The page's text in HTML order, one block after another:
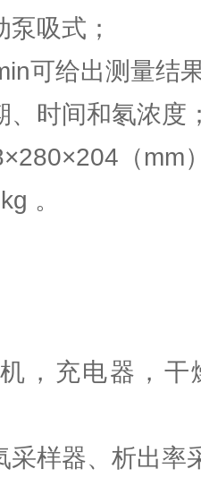
吸式；
可给出测量结
、时间和氡浓度
（mm
。
，充电器，干
采样器、析出率